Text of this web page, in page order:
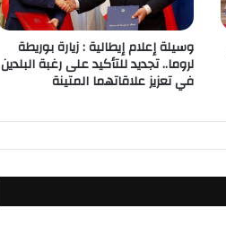
وسيلة إعلام إيطالية : زيارة بوريطة
لروما.. تجديد للتأكيد على رغبة البلدين
في تعزيز علاقاتهما المتينة